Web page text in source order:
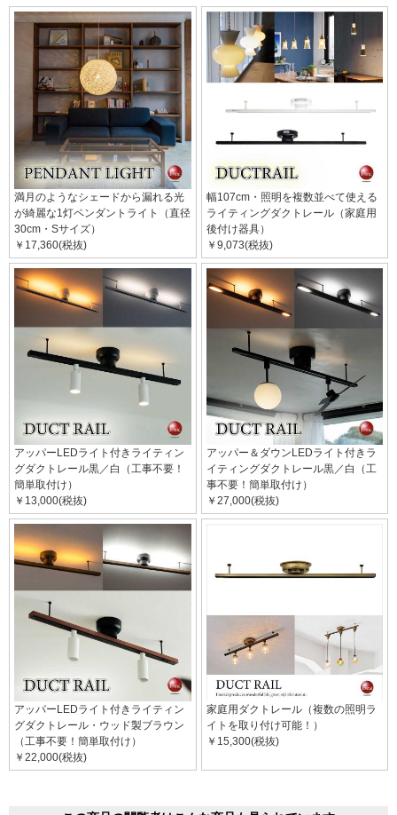
満月のようなシェードから漏れる光
が綺麗な1灯ペンダントライト（直径
30cm・Sサイズ）
￥17,360(税抜)
幅107cm・照明を複数並べて使える
ライティングダクトレール（家庭用
後付け器具）
￥9,073(税抜)
アッパーLEDライト付きライティン
グダクトレール黒／白（工事不要！
簡単取付け）
￥13,000(税抜)
アッパー＆ダウンLEDライト付きラ
イティングダクトレール黒／白（工
事不要！簡単取付け）
￥27,000(税抜)
アッパーLEDライト付きライティン
グダクトレール・ウッド製ブラウン
（工事不要！簡単取付け）
￥22,000(税抜)
家庭用ダクトレール（複数の照明ラ
イトを取り付け可能！）
￥15,300(税抜)